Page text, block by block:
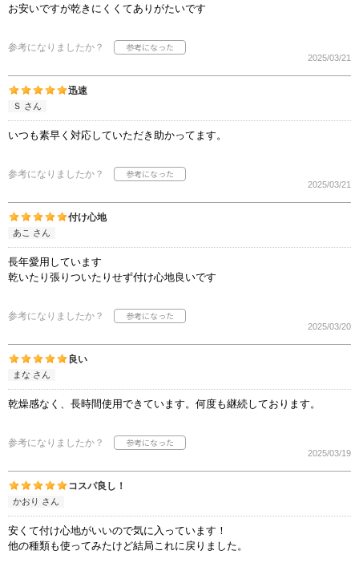
お安いですが乾きにくくてありがたいです
参考になりましたか？
2025/03/21
迅速
Ｓ さん
いつも素早く対応していただき助かってます。
参考になりましたか？
2025/03/21
付け心地
あこ さん
長年愛用しています
乾いたり張りついたりせず付け心地良いです
参考になりましたか？
2025/03/20
良い
まな さん
乾燥感なく、長時間使用できています。何度も継続しております。
参考になりましたか？
2025/03/19
コスパ良し！
かおり さん
安くて付け心地がいいので気に入っています！
他の種類も使ってみたけど結局これに戻りました。